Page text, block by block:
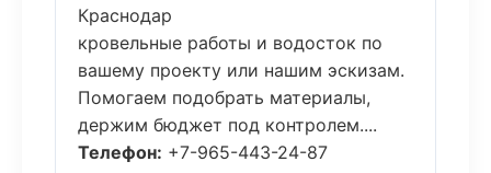
Краснодар
кровельные работы и водосток по
вашему проекту или нашим эскизам.
Помогаем подобрать материалы,
держим бюджет под контролем....
Телефон: +7-965-443-24-87